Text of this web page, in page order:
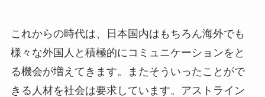
これからの時代は、日本国内はもちろん海外でも
様々な外国人と積極的にコミュニケーションをと
る機会が増えてきます。またそういったことがで
きる人材を社会は要求しています。アストライン